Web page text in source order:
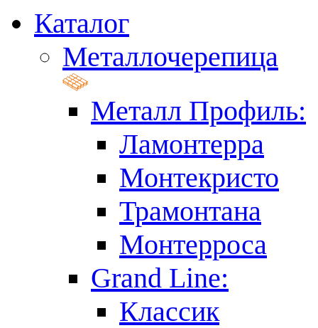
Каталог
Металлочерепица
Металл Профиль:
Ламонтерра
Монтекристо
Трамонтана
Монтерроса
Grand Line:
Классик